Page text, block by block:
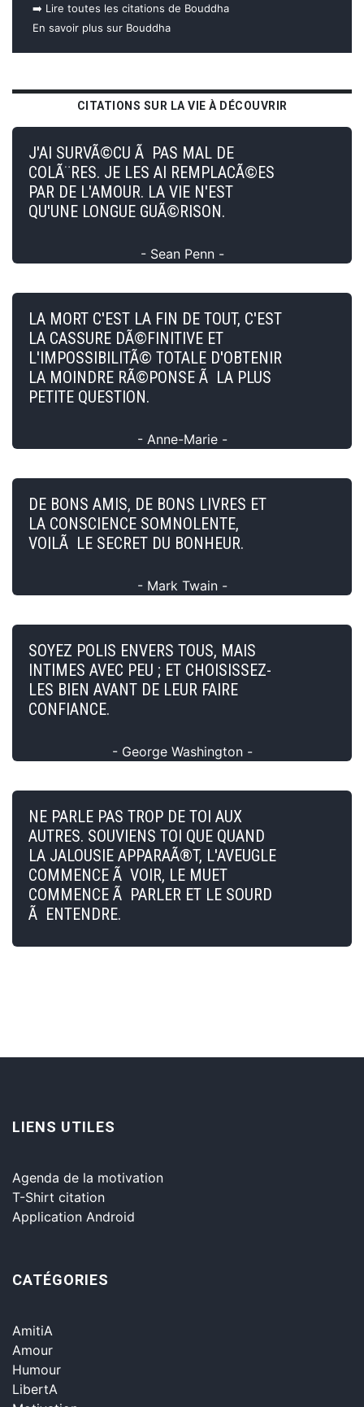
➡️ Lire toutes les citations de Bouddha
En savoir plus sur Bouddha
CITATIONS SUR LA VIE À DÉCOUVRIR
J'AI SURVÃ©CU Ã PAS MAL DE
COLÃ¨RES. JE LES AI REMPLACÃ©ES
PAR DE L'AMOUR. LA VIE N'EST
QU'UNE LONGUE GUÃ©RISON.
- Sean Penn -
LA MORT C'EST LA FIN DE TOUT, C'EST
LA CASSURE DÃ©FINITIVE ET
L'IMPOSSIBILITÃ© TOTALE D'OBTENIR
LA MOINDRE RÃ©PONSE Ã LA PLUS
PETITE QUESTION.
- Anne-Marie -
DE BONS AMIS, DE BONS LIVRES ET
LA CONSCIENCE SOMNOLENTE,
VOILÃ LE SECRET DU BONHEUR.
- Mark Twain -
SOYEZ POLIS ENVERS TOUS, MAIS
INTIMES AVEC PEU ; ET CHOISISSEZ-
LES BIEN AVANT DE LEUR FAIRE
CONFIANCE.
- George Washington -
NE PARLE PAS TROP DE TOI AUX
AUTRES. SOUVIENS TOI QUE QUAND
LA JALOUSIE APPARAÃ®T, L'AVEUGLE
COMMENCE Ã VOIR, LE MUET
COMMENCE Ã PARLER ET LE SOURD
Ã ENTENDRE.
LIENS UTILES
Agenda de la motivation
T-Shirt citation
Application Android
CATÉGORIES
AmitiA
Amour
Humour
LibertA